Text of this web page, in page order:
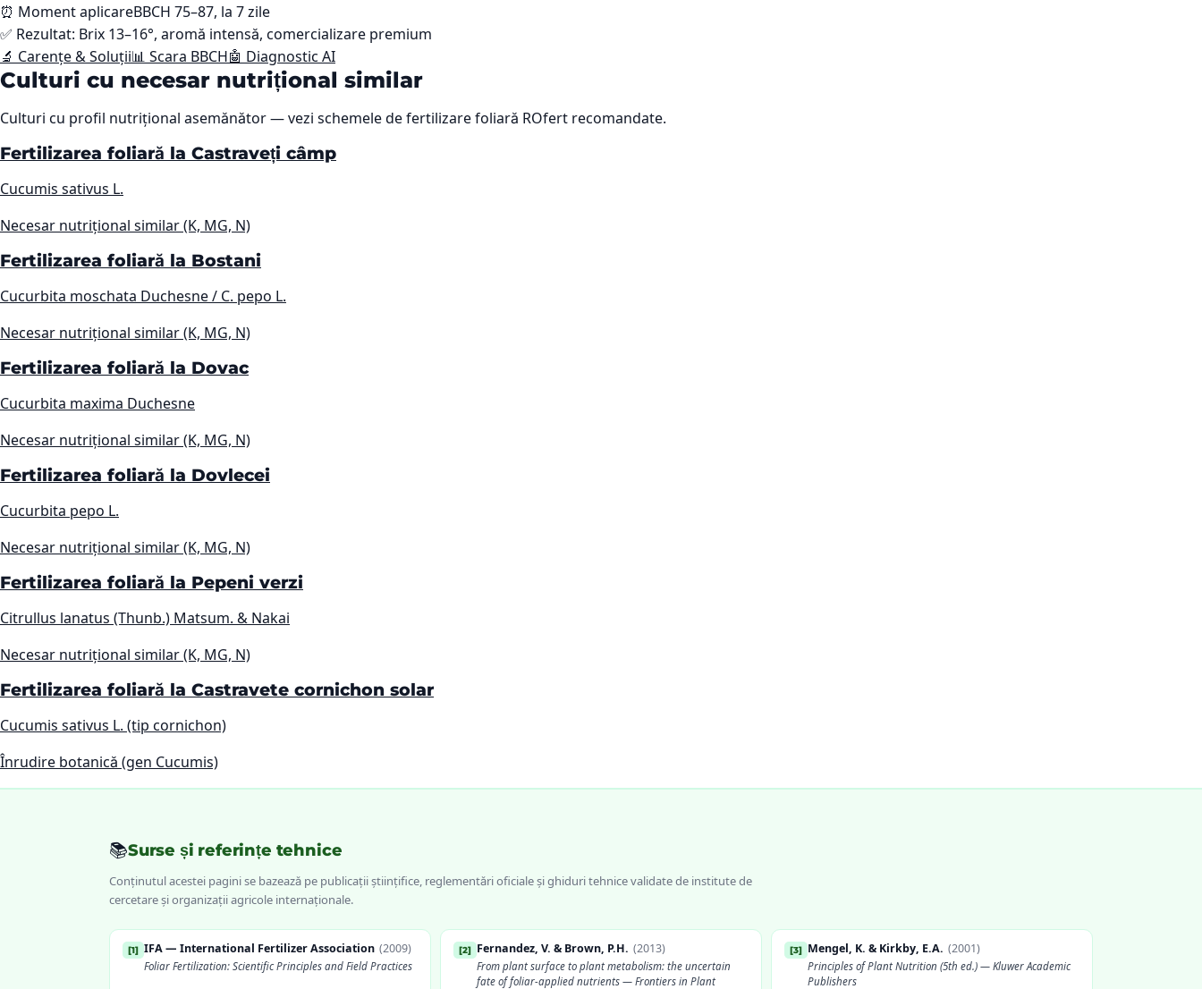
⏰ Moment aplicareBBCH 75–87, la 7 zile
✅ Rezultat: Brix 13–16°, aromă intensă, comercializare premium
🔬 Carențe & Soluții📊 Scara BBCH🤖 Diagnostic AI
Culturi cu necesar nutrițional similar
Culturi cu profil nutrițional asemănător — vezi schemele de fertilizare foliară ROfert recomandate.
Fertilizarea foliară la Castraveți câmp
Cucumis sativus L.
Necesar nutrițional similar (K, MG, N)
Fertilizarea foliară la Bostani
Cucurbita moschata Duchesne / C. pepo L.
Necesar nutrițional similar (K, MG, N)
Fertilizarea foliară la Dovac
Cucurbita maxima Duchesne
Necesar nutrițional similar (K, MG, N)
Fertilizarea foliară la Dovlecei
Cucurbita pepo L.
Necesar nutrițional similar (K, MG, N)
Fertilizarea foliară la Pepeni verzi
Citrullus lanatus (Thunb.) Matsum. & Nakai
Necesar nutrițional similar (K, MG, N)
Fertilizarea foliară la Castravete cornichon solar
Cucumis sativus L. (tip cornichon)
Înrudire botanică (gen Cucumis)
📚Surse și referințe tehnice
Conținutul acestei pagini se bazează pe publicații științifice, reglementări oficiale și ghiduri tehnice validate de institute de
cercetare și organizații agricole internaționale.
[1] IFA — International Fertilizer Association (2009)
Foliar Fertilization: Scientific Principles and Field Practices
[2] Fernandez, V. & Brown, P.H. (2013)
From plant surface to plant metabolism: the uncertain
fate of foliar-applied nutrients — Frontiers in Plant
[3] Mengel, K. & Kirkby, E.A. (2001)
Principles of Plant Nutrition (5th ed.) — Kluwer Academic
Publishers